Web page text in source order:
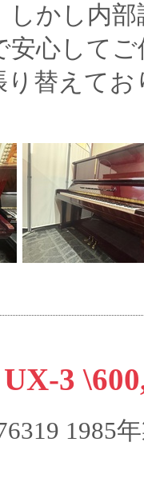
しかし内
安心して
り替えて
3
1985